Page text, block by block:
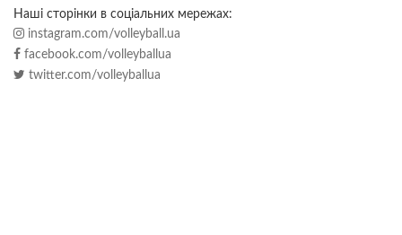
Наші сторінки в соціальних мережах:
instagram.com/volleyball.ua
facebook.com/volleyballua
twitter.com/volleyballua